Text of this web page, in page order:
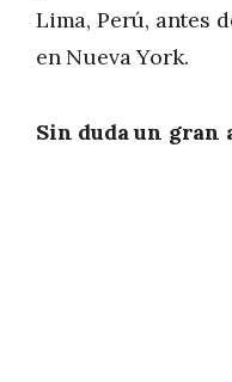
Lima, Perú, antes
en Nueva York.
Sin duda un gran